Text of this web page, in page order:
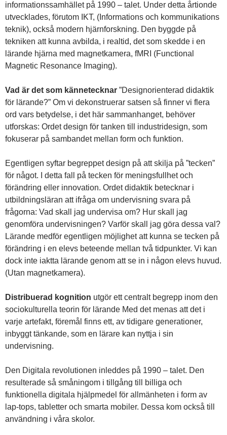
informationssamhället på 1990 – talet. Under detta årtionde
utvecklades, förutom IKT, (Informations och kommunikations
teknik), också modern hjärnforskning. Den byggde på
tekniken att kunna avbilda, i realtid, det som skedde i en
lärande hjärna med magnetkamera, fMRI (Functional
Magnetic Resonance Imaging).
Vad är det som kännetecknar ”Designorienterad didaktik
för lärande?” Om vi dekonstruerar satsen så finner vi flera
ord vars betydelse, i det här sammanhanget, behöver
utforskas: Ordet design för tanken till industridesign, som
fokuserar på sambandet mellan form och funktion.
Egentligen syftar begreppet design på att skilja på ”tecken”
för något. I detta fall på tecken för meningsfullhet och
förändring eller innovation. Ordet didaktik betecknar i
utbildningsläran att ifråga om undervisning svara på
frågorna: Vad skall jag undervisa om? Hur skall jag
genomföra undervisningen? Varför skall jag göra dessa val?
Lärande medför egentligen möjlighet att kunna se tecken på
förändring i en elevs beteende mellan två tidpunkter. Vi kan
dock inte iaktta lärande genom att se in i någon elevs huvud.
(Utan magnetkamera).
Distribuerad kognition utgör ett centralt begrepp inom den
sociokulturella teorin för lärande Med det menas att det i
varje artefakt, föremål finns ett, av tidigare generationer,
inbyggt tänkande, som en lärare kan nyttja i sin
undervisning.
Den Digitala revolutionen inleddes på 1990 – talet. Den
resulterade så småningom i tillgång till billiga och
funktionella digitala hjälpmedel för allmänheten i form av
lap-tops, tabletter och smarta mobiler. Dessa kom också till
användning i våra skolor.